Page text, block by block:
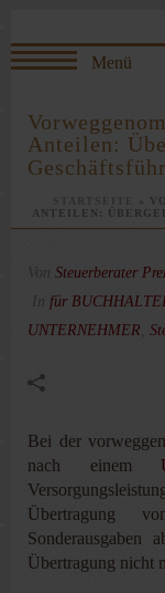
Anteilen:
»
ANTEILEN:
Von Steuerberater
In für
UNTERNEHMER
Bei der
nach einem
Übertragung
Sonderausgaben
Übertragung nicht